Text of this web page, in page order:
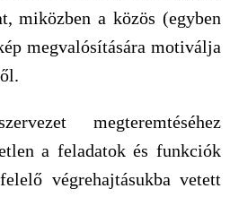
miközben a közös (egyben
megvalósítására motiválja
megteremtéséhez
a feladatok és funkciók
végrehajtásukba vetett